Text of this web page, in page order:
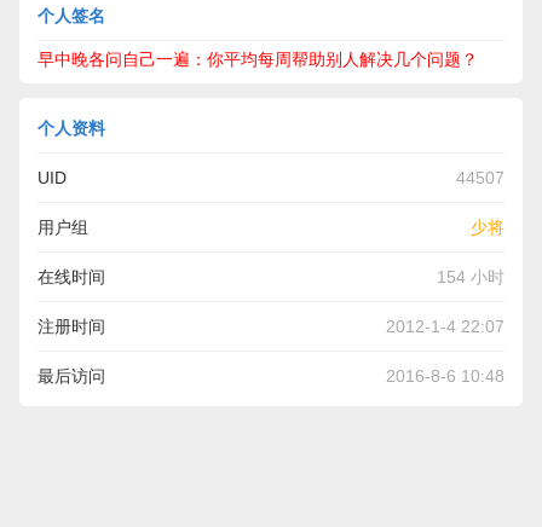
个人签名
早中晚各问自己一遍：你平均每周帮助别人解决几个问题？
个人资料
UID 44507
用户组 少将
在线时间 154 小时
注册时间 2012-1-4 22:07
最后访问 2016-8-6 10:48